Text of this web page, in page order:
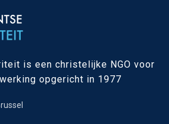
is een christelijke NGO voor
opgericht in 1977